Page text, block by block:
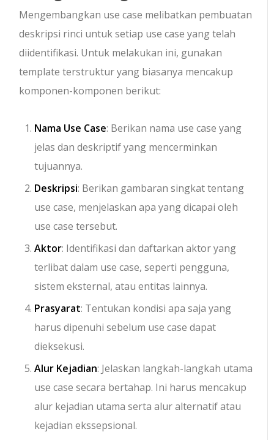
Mengembangkan use case melibatkan pembuatan
deskripsi rinci untuk setiap use case yang telah
diidentifikasi. Untuk melakukan ini, gunakan
template terstruktur yang biasanya mencakup
komponen-komponen berikut:
Nama Use Case: Berikan nama use case yang
jelas dan deskriptif yang mencerminkan
tujuannya.
Deskripsi: Berikan gambaran singkat tentang
use case, menjelaskan apa yang dicapai oleh
use case tersebut.
Aktor: Identifikasi dan daftarkan aktor yang
terlibat dalam use case, seperti pengguna,
sistem eksternal, atau entitas lainnya.
Prasyarat: Tentukan kondisi apa saja yang
harus dipenuhi sebelum use case dapat
dieksekusi.
Alur Kejadian: Jelaskan langkah-langkah utama
use case secara bertahap. Ini harus mencakup
alur kejadian utama serta alur alternatif atau
kejadian ekssepsional.